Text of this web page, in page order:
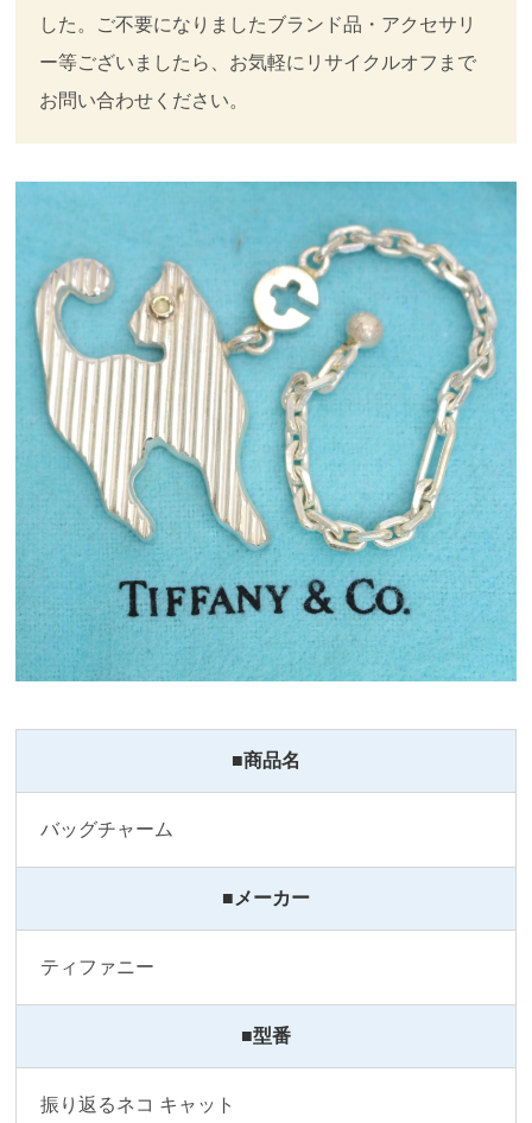
した。ご不要になりましたブランド品・アクセサリ
ー等ございましたら、お気軽にリサイクルオフまで
お問い合わせください。
■商品名
バッグチャーム
■メーカー
ティファニー
■型番
振り返るネコ キャット